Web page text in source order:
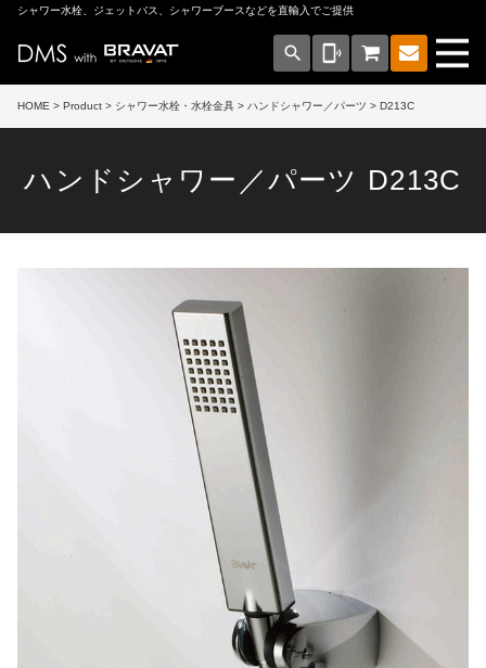
シャワー水栓、ジェットバス、シャワーブースなどを直輸入でご提供
search phonelink_ring
HOME > Product > シャワー水栓・水栓金具 > ハンドシャワー／パーツ > D213C
ハンドシャワー／パーツ D213C